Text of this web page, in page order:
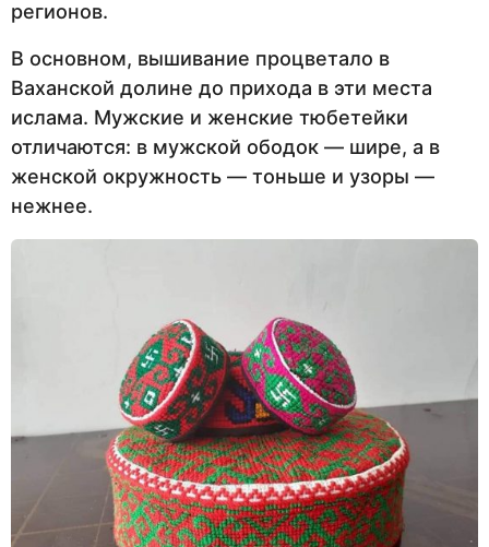
регионов.
В основном, вышивание процветало в
Ваханской долине до прихода в эти места
ислама. Мужские и женские тюбетейки
отличаются: в мужской ободок — шире, а в
женской окружность — тоньше и узоры —
нежнее.